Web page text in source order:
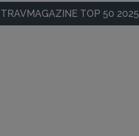
TRAVMAGAZINE TOP 50 2025